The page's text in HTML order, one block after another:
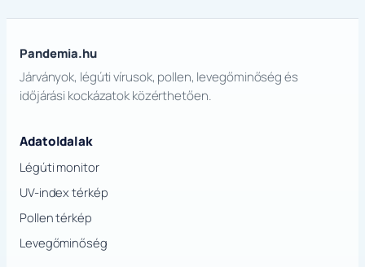
Pandemia.hu
Járványok, légúti vírusok, pollen, levegőminőség és
időjárási kockázatok közérthetően.
Adatoldalak
Légúti monitor
UV-index térkép
Pollen térkép
Levegőminőség